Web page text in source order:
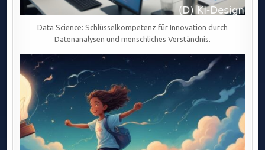
Data Science: Schlüsselkompetenz für Innovation durch
Datenanalysen und menschliches Verständnis.